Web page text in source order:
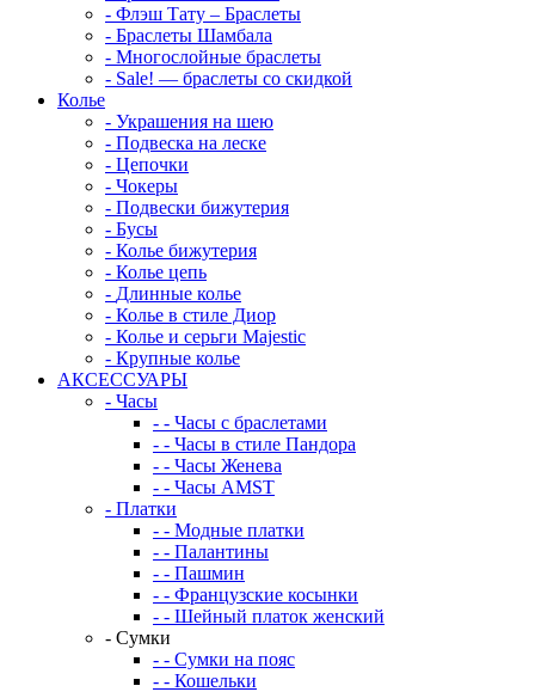
- Флэш Тату – Браслеты
- Браслеты Шамбала
- Многослойные браслеты
- Sale! — браслеты со скидкой
Колье
- Украшения на шею
- Подвеска на леске
- Цепочки
- Чокеры
- Подвески бижутерия
- Бусы
- Колье бижутерия
- Колье цепь
- Длинные колье
- Колье в стиле Диор
- Колье и серьги Majestic
- Крупные колье
АКСЕССУАРЫ
- Часы
- - Часы с браслетами
- - Часы в стиле Пандора
- - Часы Женева
- - Часы AMST
- Платки
- - Модные платки
- - Палантины
- - Пашмин
- - Французские косынки
- - Шейный платок женский
- Сумки
- - Сумки на пояс
- - Кошельки